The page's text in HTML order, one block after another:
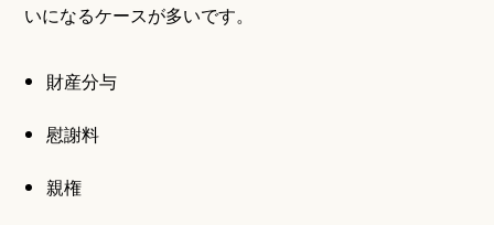
いになるケースが多いです。
財産分与
慰謝料
親権